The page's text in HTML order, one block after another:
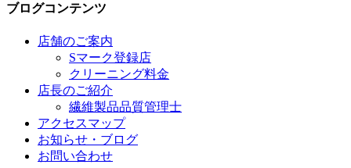
ブログコンテンツ
店舗のご案内
Sマーク登録店
クリーニング料金
店長のご紹介
繊維製品品質管理士
アクセスマップ
お知らせ・ブログ
お問い合わせ